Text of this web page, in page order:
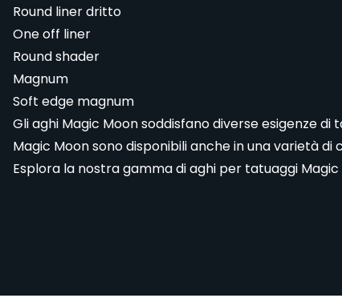
Round liner dritto
One off liner
Round shader
Magnum
Soft edge magnum
Gli aghi Magic Moon soddisfano diverse esigenze
Magic Moon sono disponibili anche in una varietà di
Esplora la nostra gamma di aghi per tatuaggi